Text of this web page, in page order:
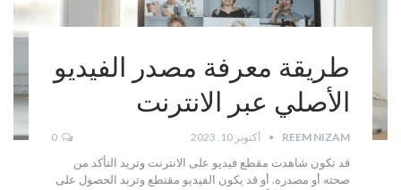
طريقة معرفة مصدر الفيديو
الأصلي عبر الانترنت
REEM NIZAM أكتوبر 10, 2023 0
قد تكون شاهدت مقطع فيديو على الانترنت وتريد التأكد من
صحته أو مصدره. أو قد يكون الفيديو مقتطع وتريد الحصول على